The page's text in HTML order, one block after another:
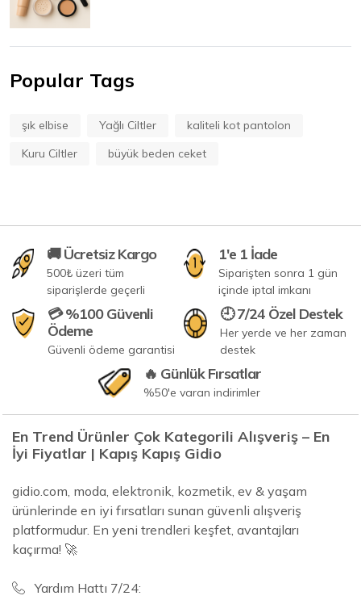
Popular Tags
şık elbise Yağlı Ciltler
kaliteli kot pantolon
Kuru Ciltler
büyük beden ceket
🚚 Ücretsiz Kargo
500₺ üzeri tüm
siparişlerde geçerli
1'e 1 İade
Siparişten sonra 1 gün
içinde iptal imkanı
💳 %100 Güvenli
Ödeme
Güvenli ödeme garantisi
🕘 7/24 Özel Destek
Her yerde ve her zaman
destek
🔥 Günlük Fırsatlar
%50'e varan indirimler
En Trend Ürünler Çok Kategorili Alışveriş – En
İyi Fiyatlar | Kapış Kapış Gidio
gidio.com, moda, elektronik, kozmetik, ev & yaşam
ürünlerinde en iyi fırsatları sunan güvenli alışveriş
platformudur. En yeni trendleri keşfet, avantajları
kaçırma! 🚀
Yardım Hattı 7/24: